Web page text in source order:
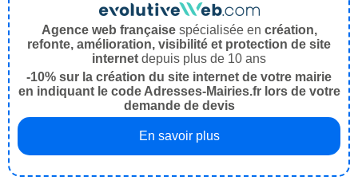
Agence web françaisespécialisée en création,
refonte, amélioration, visibilité et protection de site
internet depuis plus de 10 ans
-10% sur la création du site internet de votre mairie
en indiquant le code Adresses-Mairies.fr lors de votre
demande de devis
En savoir plus